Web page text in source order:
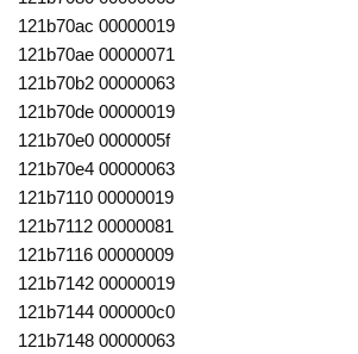
121b70ac 00000019
121b70ae 00000071
121b70b2 00000063
121b70de 00000019
121b70e0 0000005f
121b70e4 00000063
121b7110 00000019
121b7112 00000081
121b7116 00000009
121b7142 00000019
121b7144 000000c0
121b7148 00000063